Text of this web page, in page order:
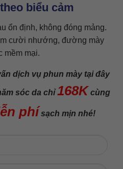
biểu cảm
ổn định, không đóng mảng.
cười nhướng, đường mày
mềm mại.
dịch vụ phun mày tại đây
sóc da chỉ168K cùng
phí sạch mịn nhé!